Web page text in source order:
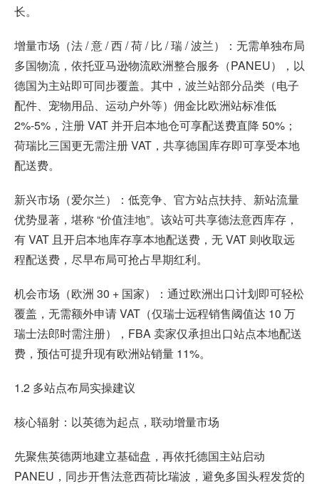
长。
增量市场（法 / 意 / 西 / 荷 / 比 / 瑞 / 波兰）：无需单独布局
多国物流，依托亚马逊物流欧洲整合服务（PANEU），以
德国为主站即可同步覆盖。其中，波兰站部分品类（电子
配件、宠物用品、运动户外等）佣金比欧洲站标准低
2%-5%，注册 VAT 并开启本地仓可享配送费直降 50%；
荷瑞比三国更无需注册 VAT，共享德国库存即可享受本地
配送费。
新兴市场（爱尔兰）：低竞争、官方站点扶持、新站流量
优势显著，堪称 “价值洼地”。该站可共享德法意西库存，
有 VAT 且开启本地库存享本地配送费，无 VAT 则收取远
程配送费，尽早布局可抢占早期红利。
机会市场（欧洲 30 + 国家）：通过欧洲出口计划即可轻松
覆盖，无需额外申请 VAT（仅瑞士远程销售阈值达 10 万
瑞士法郎时需注册），FBA 卖家仅承担出口站点本地配送
费，预估可提升现有欧洲站销量 11%。
1.2 多站点布局实操建议
核心辐射：以英德为起点，联动增量市场
先聚焦英德两地建立基础盘，再依托德国主站启动
PANEU，同步开售法意西荷比瑞波，避免多国头程发货的